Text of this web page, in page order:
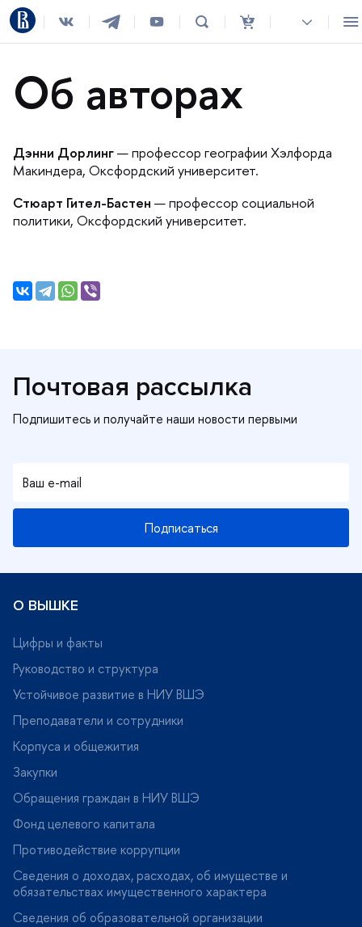
Об авторах
Дэнни Дорлин— профессор географии Хэлфорда
Макиндера, Оксфордский университет.
Стюарт Гител-Бастен — профессор социальной
политики, Оксфордский университет.
Почтовая рассылка
Подписаться
О ВЫШКЕ
Цифры и факты
Руководство и структура
Устойчивое развитие в НИУ ВШЭ
Преподаватели и сотрудники
Корпуса и общежития
Закупки
Обращения граждан в НИУ ВШЭ
Фонд целевого капитала
Противодействие коррупции
Сведения о доходах, расходах, об имуществе и
обязательствах имущественного характера
Сведения об образовательной организации